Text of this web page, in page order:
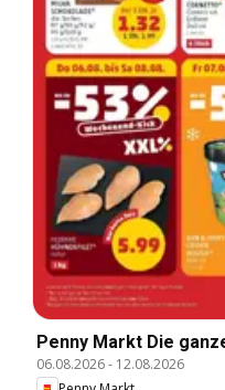
Penny Markt Die
06.08.2026- 12.08.2026